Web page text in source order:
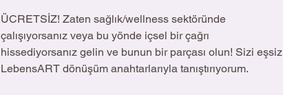
ÜCRETSİZ! Zaten sağlık/wellness sektöründe
çalışıyorsanız veya bu yönde içsel bir çağrı
hissediyorsanız gelin ve bunun bir parçası olun! Sizi eşsiz
LebensART dönüşüm anahtarlarıyla tanıştırıyorum.